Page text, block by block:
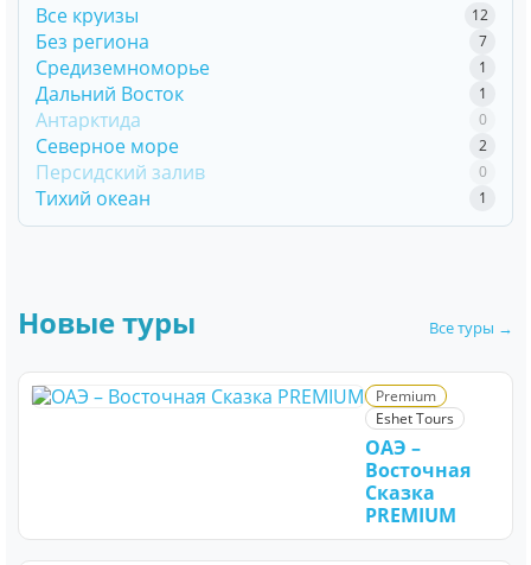
Все круизы 12
Без региона 7
Средиземноморье 1
Дальний Восток 1
Антарктида 0
Северное море 2
Персидский залив 0
Тихий океан 1
Новые туры Все туры →
Premium
Eshet Tours
ОАЭ –
Восточная
Сказка
PREMIUM